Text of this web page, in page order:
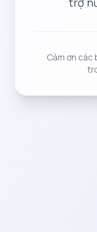
Cảm ơn các